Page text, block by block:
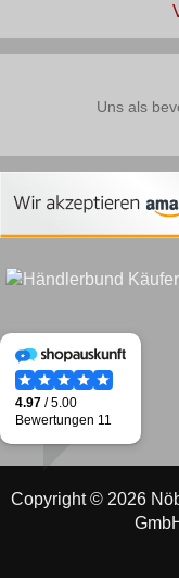
Uns als
Copyright © 2026